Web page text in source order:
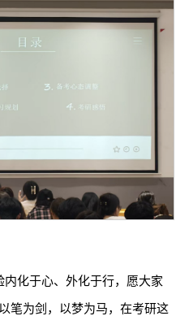
化于心、外化于行，愿大家
笔为剑，以梦为马，在考研这